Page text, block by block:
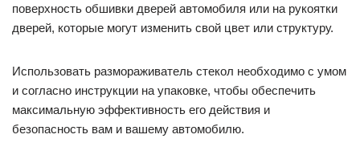
поверхность обшивки дверей автомобиля или на рукоятки
дверей, которые могут изменить свой цвет или структуру.
Использовать размораживатель стекол необходимо с умом
и согласно инструкции на упаковке, чтобы обеспечить
максимальную эффективность его действия и
безопасность вам и вашему автомобилю.